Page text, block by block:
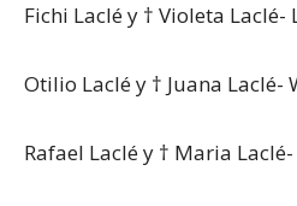
Fichi Laclé y † Violeta
Otilio Laclé y † Juana Laclé-
Rafael Laclé y † Maria